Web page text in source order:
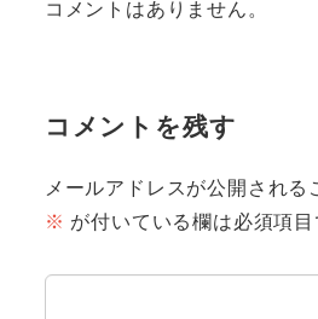
コメントはありません。
コメントを残す
メールアドレスが公開される
※ が付いている欄は必須項目